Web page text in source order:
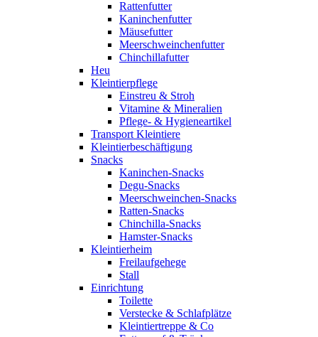
Rattenfutter
Kaninchenfutter
Mäusefutter
Meerschweinchenfutter
Chinchillafutter
Heu
Kleintierpflege
Einstreu & Stroh
Vitamine & Mineralien
Pflege- & Hygieneartikel
Transport Kleintiere
Kleintierbeschäftigung
Snacks
Kaninchen-Snacks
Degu-Snacks
Meerschweinchen-Snacks
Ratten-Snacks
Chinchilla-Snacks
Hamster-Snacks
Kleintierheim
Freilaufgehege
Stall
Einrichtung
Toilette
Verstecke & Schlafplätze
Kleintiertreppe & Co